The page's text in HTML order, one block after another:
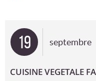
19 septembre
CUISINE VEGETALE